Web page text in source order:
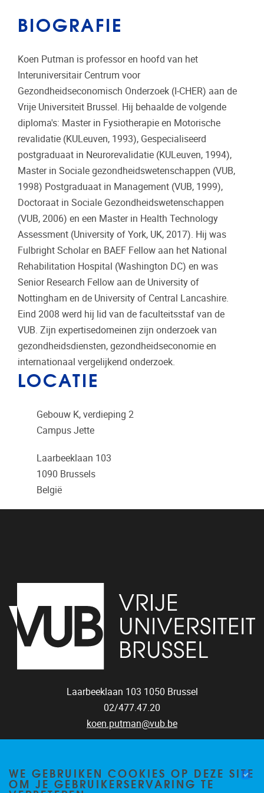
BIOGRAFIE
Koen Putman is professor en hoofd van het
Interuniversitair Centrum voor
Gezondheidseconomisch Onderzoek (I-CHER) aan de
Vrije Universiteit Brussel. Hij behaalde de volgende
diploma's: Master in Fysiotherapie en Motorische
revalidatie (KULeuven, 1993), Gespecialiseerd
postgraduaat in Neurorevalidatie (KULeuven, 1994),
Master in Sociale gezondheidswetenschappen (VUB,
1998) Postgraduaat in Management (VUB, 1999),
Doctoraat in Sociale Gezondheidswetenschappen
(VUB, 2006) en een Master in Health Technology
Assessment (University of York, UK, 2017). Hij was
Fulbright Scholar en BAEF Fellow aan het National
Rehabilitation Hospital (Washington DC) en was
Senior Research Fellow aan de University of
Nottingham en de University of Central Lancashire.
Eind 2008 werd hij lid van de faculteitsstaf van de
VUB. Zijn expertisedomeinen zijn onderzoek van
gezondheidsdiensten, gezondheidseconomie en
internationaal vergelijkend onderzoek.
LOCATIE
Gebouw K, verdieping 2
Campus Jette
Laarbeeklaan 103
1090 Brussels
België
Laarbeeklaan 103 1050 Brussel
02/477.47.20
koen.putman@vub.be
WE GEBRUIKEN COOKIES OP DEZE SITE
OM JE GEBRUIKERSERVARING TE